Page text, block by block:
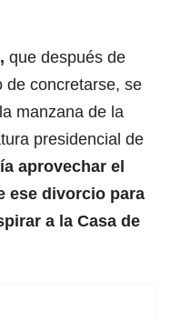
que después de
de concretarse, se
manzana de la
presidencial de
aprovechar el
ese divorcio para
a la Casa de